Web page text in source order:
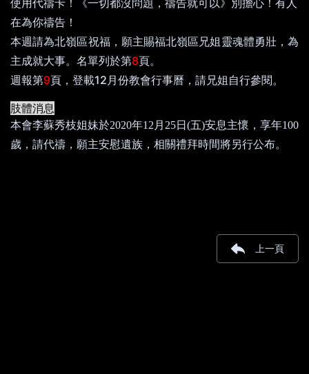
使用代禱卡！《一切都沒問題，禱告就可以》別擔心！有人
在為你禱告！
本週請為北嶺區祝福，願主賜福北嶺區 兄姐靈魂體勇壯，為
主成就大事。名單列於第8頁。
週報第9頁，登載12 月份教會行事曆，請兄姐自行參閱。
肢體消息
本會李蘇秀枝姐妹於2020年12 月 25日 (五)安息主懷，享年100
歲，請代禱，願主安慰遺族，相關禮拜時間將另行公布。
上一頁